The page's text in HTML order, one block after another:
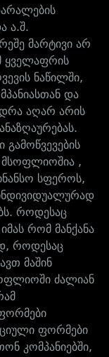
ა.შ.
მარტივი არ
ყველაფრის
ნაწილში,
და
აღარ არის
,
სფეროს,
როდესაც
რომ მანქანა
როდესაც
მაშინ
ძალიან
ფორმები
კომპანიებში,